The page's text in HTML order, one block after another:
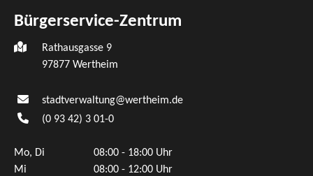
Bürgerservice-Zentrum
Rathausgasse 9
97877 Wertheim
stadtverwaltung@wertheim.de
(0 93 42) 3 01-0
Mo, Di
08:00 - 18:00 Uhr
Mi
08:00 - 12:00 Uhr